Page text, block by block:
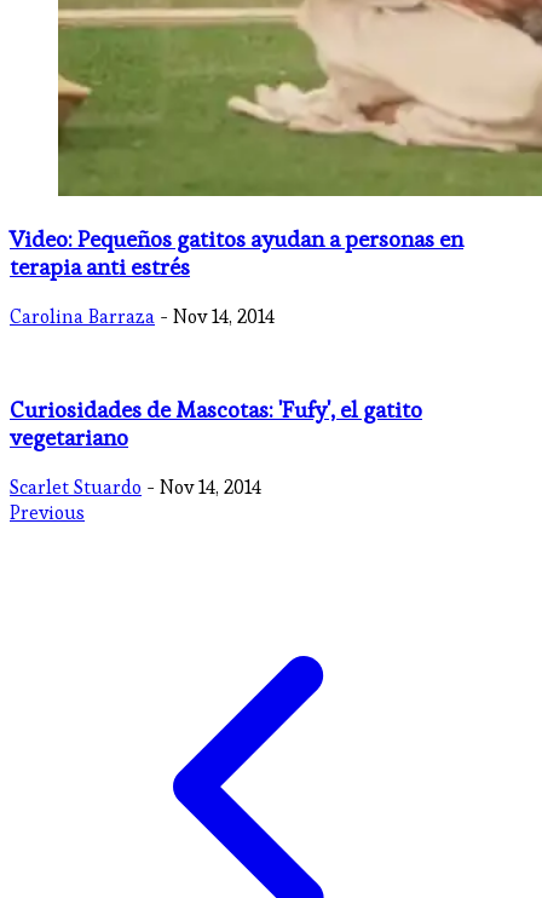
Video: Pequeños gatitos ayudan a personas en
terapia anti estrés
Carolina Barraza - Nov 14, 2014
Curiosidades de Mascotas: 'Fufy', el gatito
vegetariano
Scarlet Stuardo - Nov 14, 2014
Previous